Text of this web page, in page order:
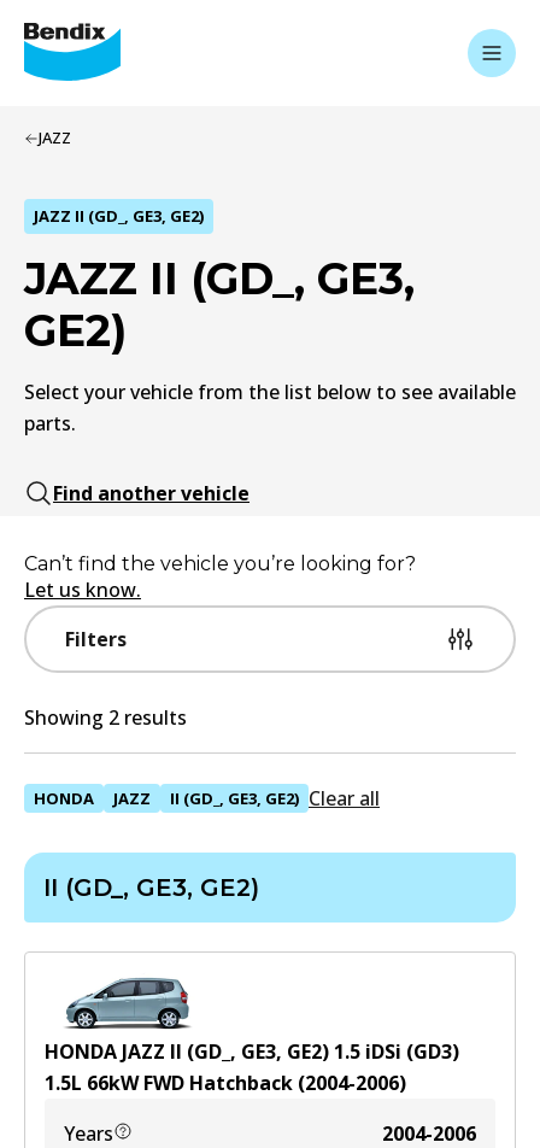
JAZZ
JAZZ II (GD_, GE3, GE2)
JAZZ II (GD_, GE3,
GE2)
Select your vehicle from the list below to see available
parts.
Find another vehicle
Filters
Can’t find the vehicle you’re looking for?
Let us know.
Showing 2 results
HONDA JAZZ II (GD_, GE3, GE2) Clear all
II (GD_, GE3, GE2)
HONDA JAZZ II (GD_, GE3, GE2) 1.5 iDSi (GD3)
1.5L 66kWFWD Hatchback (2004-2006)
Years
2004-2006